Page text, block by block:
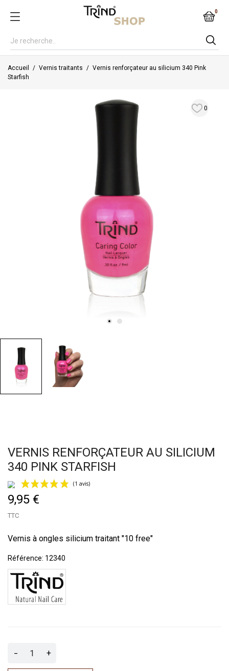
0
Accueil Vernis traitants
Vernis renforçateur au silicium 340 Pink
Starfish
0
VERNIS RENFORÇATEUR AU SILICIUM
340 PINK STARFISH
9,95 €
TTC
Vernis à ongles silicium traitant "10 free"
Référence: 12340
- +